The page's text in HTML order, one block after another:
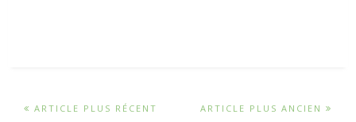
ARTICLE PLUS RÉCENT ARTICLE PLUS ANCIEN